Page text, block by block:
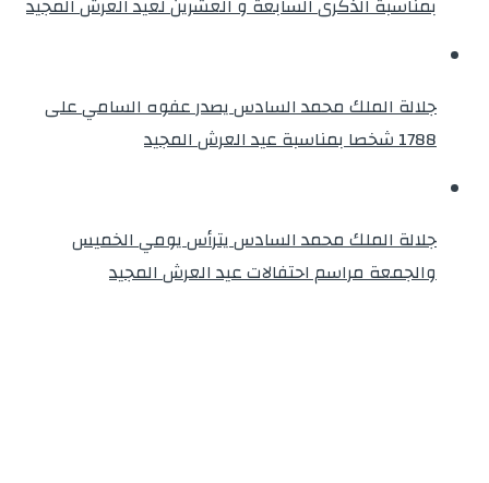
جلالة الملك محمد السادس يصدر عفوه السامي على
1788 شخصا بمناسبة عيد العرش المجيد
جلالة الملك محمد السادس يترأس يومي الخميس
والجمعة مراسم احتفالات عيد العرش المجيد